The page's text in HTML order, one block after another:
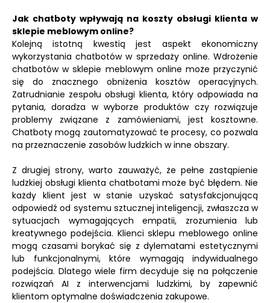
Jak chatboty wpływają na koszty obsługi klienta w
sklepie meblowym online?
Kolejną istotną kwestią jest aspekt ekonomiczny
wykorzystania chatbotów w sprzedaży online. Wdrożenie
chatbotów w sklepie meblowym online może przyczynić
się do znacznego obniżenia kosztów operacyjnych.
Zatrudnianie zespołu obsługi klienta, który odpowiada na
pytania, doradza w wyborze produktów czy rozwiązuje
problemy związane z zamówieniami, jest kosztowne.
Chatboty mogą zautomatyzować te procesy, co pozwala
na przeznaczenie zasobów ludzkich w inne obszary.
Z drugiej strony, warto zauważyć, że pełne zastąpienie
ludzkiej obsługi klienta chatbotami może być błędem. Nie
każdy klient jest w stanie uzyskać satysfakcjonującą
odpowiedź od systemu sztucznej inteligencji, zwłaszcza w
sytuacjach wymagających empatii, zrozumienia lub
kreatywnego podejścia. Klienci sklepu meblowego online
mogą czasami borykać się z dylematami estetycznymi
lub funkcjonalnymi, które wymagają indywidualnego
podejścia. Dlatego wiele firm decyduje się na połączenie
rozwiązań AI z interwencjami ludzkimi, by zapewnić
klientom optymalne doświadczenia zakupowe.